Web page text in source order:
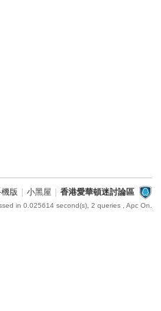
版 小黑屋 香港愛華頓迷討論區
in 0.025614 second(s), 2 queries , Apc On.